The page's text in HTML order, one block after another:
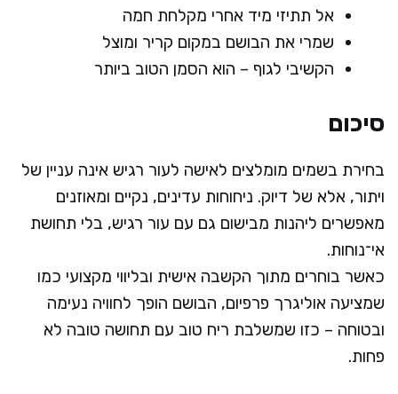
אל תתיזי מיד אחרי מקלחת חמה
שמרי את הבושם במקום קריר ומוצל
הקשיבי לגוף – הוא הסמן הטוב ביותר
סיכום
בחירת בשמים מומלצים לאישה לעור רגיש אינה עניין של
ויתור, אלא של דיוק. ניחוחות עדינים, נקיים ומאוזנים
מאפשרים ליהנות מבישום גם עם עור רגיש, בלי תחושת
אי־נוחות.
כאשר בוחרים מתוך הקשבה אישית ובליווי מקצועי כמו
שמציעה אוליגרך פרפיום, הבושם הופך לחוויה נעימה
ובטוחה – כזו שמשלבת ריח טוב עם תחושה טובה לא
פחות.